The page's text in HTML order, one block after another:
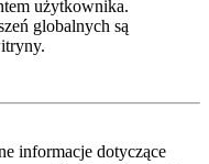
użytkownika.
globalnych są
informacje dotyczące